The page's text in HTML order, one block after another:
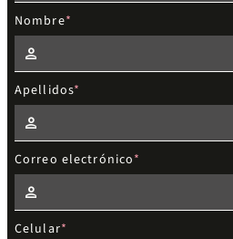
Nombre
Apellidos
Correo electrónico
Celular